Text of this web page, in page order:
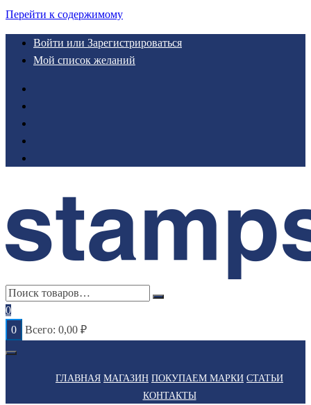
Перейти к содержимому
Войти или Зарегистрироваться
Мой список желаний
0
0
Всего: 0,00 ₽
ГЛАВНАЯ МАГАЗИН ПОКУПАЕМ МАРКИ СТАТЬИ
КОНТАКТЫ